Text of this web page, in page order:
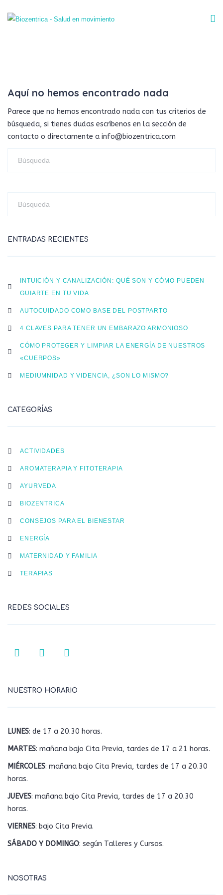
Aquí no hemos encontrado nada
Parece que no hemos encontrado nada con tus criterios de
búsqueda, si tienes dudas escríbenos en la sección de
contacto o directamente a info@biozentrica.com
ENTRADAS RECIENTES
INTUICIÓN Y CANALIZACIÓN: QUÉ SON Y CÓMO PUEDEN
GUIARTE EN TU VIDA
AUTOCUIDADO COMO BASE DEL POSTPARTO
4 CLAVES PARA TENER UN EMBARAZO ARMONIOSO
CÓMO PROTEGER Y LIMPIAR LA ENERGÍA DE NUESTROS
«CUERPOS»
MEDIUMNIDAD Y VIDENCIA, ¿SON LO MISMO?
CATEGORÍAS
ACTIVIDADES
AROMATERAPIA Y FITOTERAPIA
AYURVEDA
BIOZENTRICA
CONSEJOS PARA EL BIENESTAR
ENERGÍA
MATERNIDAD Y FAMILIA
TERAPIAS
REDES SOCIALES
NUESTRO HORARIO
LUNES: de 17 a 20.30 horas.
MARTES: mañana bajo Cita Previa, tardes de 17 a 21 horas.
MIÉRCOLES: mañana bajo Cita Previa, tardes de 17 a 20.30
horas.
JUEVES: mañana bajo Cita Previa, tardes de 17 a 20.30
horas.
VIERNES: bajo Cita Previa.
SÁBADO Y DOMINGO: según Talleres y Cursos.
NOSOTRAS